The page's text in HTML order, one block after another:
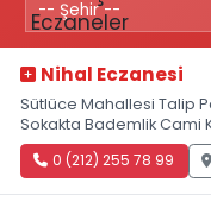
Nihal Eczanesi
Sütlüce Mahallesi Talip
Sokakta Bademlik Cami
0 (212) 255 78 99